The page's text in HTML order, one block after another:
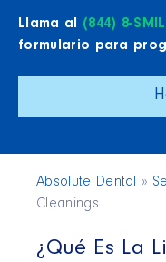
Llama al (844) 8-
formulario para
Absolute Dental »
Cleanings
¿Qué Es La